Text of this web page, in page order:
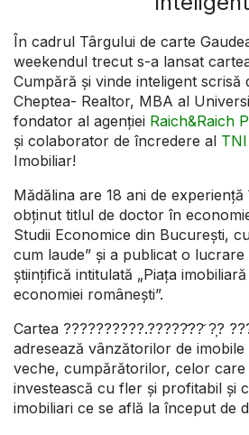
În cadrul Târgului de carte
weekendul trecut s-a lansat
Cumpără și vinde inteligent scrisă
Cheptea- Realtor, MBA al
fondator al agenției Raich&Raich
și colaborator de încredere al TNI
Imobiliar!
Mădălina are 18 ani de
obținut titlul de doctor în
Studii Economice din București,
cum laude” și a publicat o
științifică intitulată „Piața
economiei românești”.
Cartea ??????????.?????̆??̆ ?̦?
adresează vânzătorilor de
veche, cumpărătorilor, celor care
investească cu fler și profitabil și
imobiliari ce se află la început de